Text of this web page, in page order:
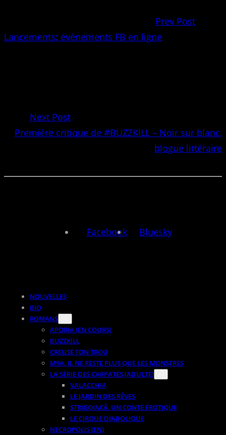
Prev Post
Lancements: événements FB en ligne
Next Post
Première critique de #BUZZKILL – Noir sur blanc,
blogue littéraire
Facebook Bluesky
NOUVELLES
BIO
ROMANS
APORIA (EN COURS)
BUZZKILL
CREUSE TON TROU
M9A. IL NE RESTE PLUS QUE LES MONSTRES
LA SÉRIE DES CARPATES (ADULTE)
VALACCHIA
LE JARDIN DES RÊVES
STRIGOIACĂ, UN CONTE ÉROTIQUE
LE CIRQUE DIABOLIQUE
NECROPOLIS (EN)